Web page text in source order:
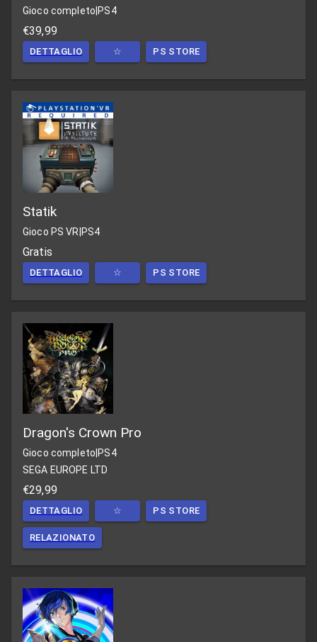
Gioco completo PS4
€39,99
DETTAGLIO ☆ PS STORE
Statik
Gioco PS VR PS4
Gratis
DETTAGLIO ☆ PS STORE
Dragon's Crown Pro
Gioco completo|PS4
SEGA EUROPE LTD
€29,99
DETTAGLIO ☆ PS STORE
RELAZIONATO